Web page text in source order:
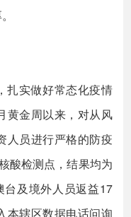
扎实做好常态化疫情
黄金周以来，对从风
人员进行严格的防疫
酸检测点，结果均为
台及境外人员返益17
本辖区数据电话问询